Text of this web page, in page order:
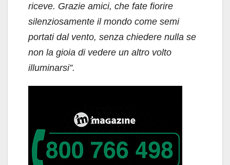
riceve. Grazie amici, che fate fiorire
silenziosamente il mondo come semi
portati dal vento, senza chiedere nulla se
non la gioia di vedere un altro volto
illuminarsi”.